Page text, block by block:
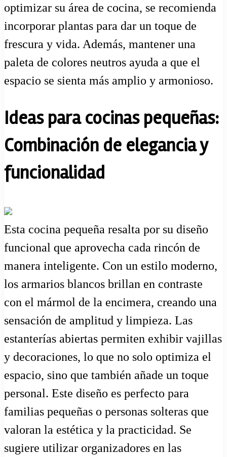
optimizar su área de cocina, se recomienda
incorporar plantas para dar un toque de
frescura y vida. Además, mantener una
paleta de colores neutros ayuda a que el
espacio se sienta más amplio y armonioso.
Ideas para cocinas pequeñas:
Combinación de elegancia y
funcionalidad
Esta cocina pequeña resalta por su diseño
funcional que aprovecha cada rincón de
manera inteligente. Con un estilo moderno,
los armarios blancos brillan en contraste
con el mármol de la encimera, creando una
sensación de amplitud y limpieza. Las
estanterías abiertas permiten exhibir vajillas
y decoraciones, lo que no solo optimiza el
espacio, sino que también añade un toque
personal. Este diseño es perfecto para
familias pequeñas o personas solteras que
valoran la estética y la practicidad. Se
sugiere utilizar organizadores en las